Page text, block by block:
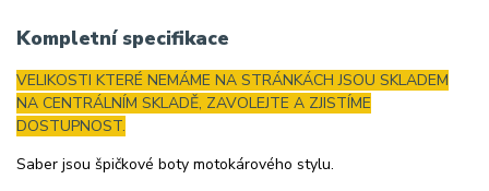
Kompletní specifikace
VELIKOSTI KTERÉ NEMÁME NA STRÁNKÁCH JSOU SKLADEM
NA CENTRÁLNÍM SKLADĚ, ZAVOLEJTE A ZJISTÍME
DOSTUPNOST.
Saber jsou špičkové boty motokárového stylu.